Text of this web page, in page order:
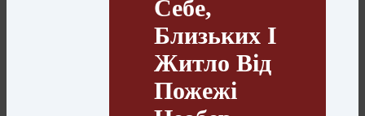
Себе,
Близьких І
Житло Від
Пожежі